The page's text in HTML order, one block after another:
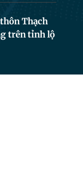
Thạch
trên tỉnh lộ